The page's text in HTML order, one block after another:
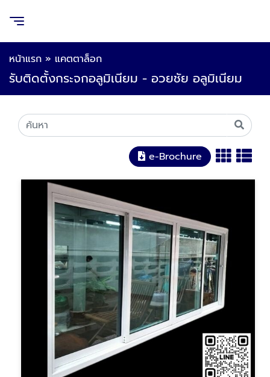
หน้าแรก » แคตตาล็อก
รับติดตั้งกระจกอลูมิเนียม - อวยชัย อลูมิเนียม
e-Brochure